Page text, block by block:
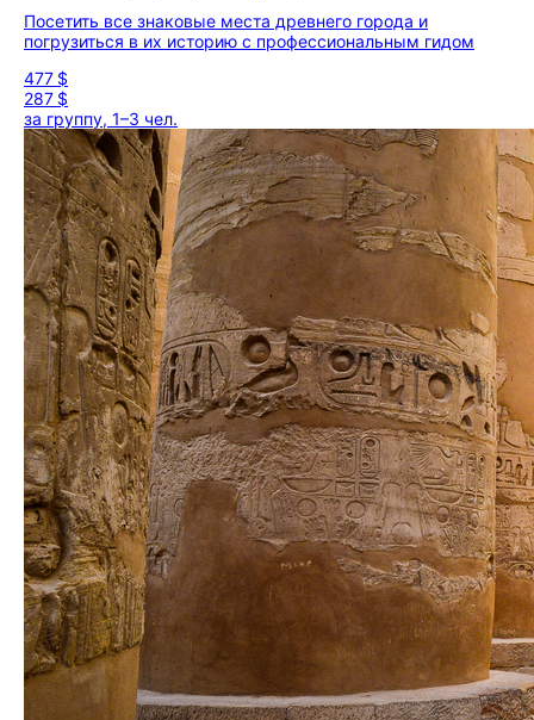
Посетить все знаковые места древнего города и
погрузиться в их историю с профессиональным гидом
477 $
287 $
за группу, 1–3 чел.